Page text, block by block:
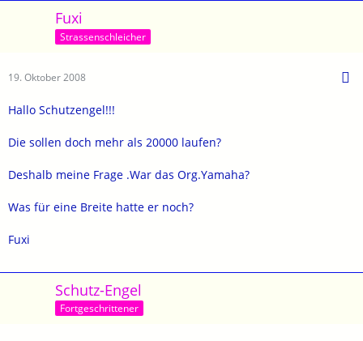
Fuxi
Strassenschleicher
19. Oktober 2008
Hallo Schutzengel!!!
Die sollen doch mehr als 20000 laufen?
Deshalb meine Frage .War das Org.Yamaha?
Was für eine Breite hatte er noch?
Fuxi
Schutz-Engel
Fortgeschrittener